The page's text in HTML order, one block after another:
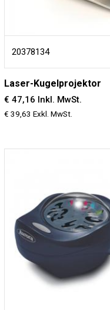
20378134
Laser-Kugelprojektor
€ 47,16 Inkl. MwSt.
€ 39,63 Exkl. MwSt.